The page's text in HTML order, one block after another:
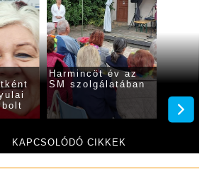
KAPCSOLÓDÓ CIKKEK
Harmincöt év az
SM szolgálatában